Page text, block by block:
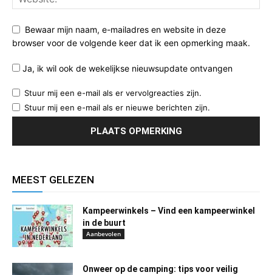
Bewaar mijn naam, e-mailadres en website in deze
browser voor de volgende keer dat ik een opmerking maak.
Ja, ik wil ook de wekelijkse nieuwsupdate ontvangen
Stuur mij een e-mail als er vervolgreacties zijn.
Stuur mij een e-mail als er nieuwe berichten zijn.
MEEST GELEZEN
Kampeerwinkels – Vind een kampeerwinkel
in de buurt
Aanbevolen
Onweer op de camping: tips voor veilig